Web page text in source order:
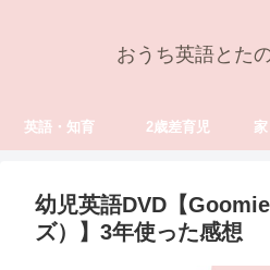
おうち英語とた
英語・知育 2歳差育児
幼児英語DVD【
ズ）】3年使った感想